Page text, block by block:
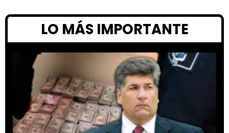
LO MÁS IMPORTANTE